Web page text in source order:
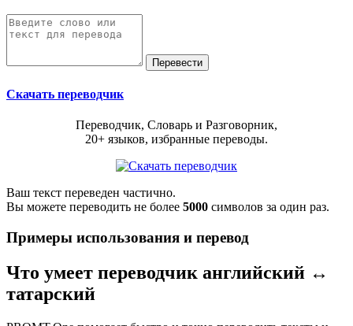
Скачать переводчик
Переводчик, Словарь и Разговорник,
20+ языков, избранные переводы.
Ваш текст переведен частично.
Вы можете переводить не более 5000 символов за один раз.
Примеры использования и перевод
Что умеет переводчик английский ↔
татарский